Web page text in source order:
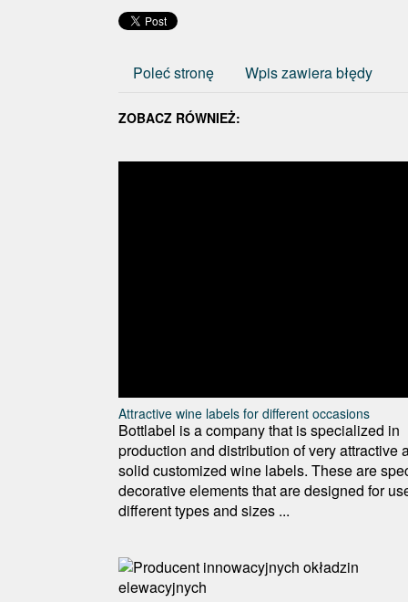
Poleć stronę Wpis zawiera błędy
ZOBACZ RÓWNIEŻ:
Attractive wine labels for different occasions
Bottlabel is a company that is specialized in
production and distribution of very attractive
solid customized wine labels. These are
decorative elements that are designed for
different types and sizes ...